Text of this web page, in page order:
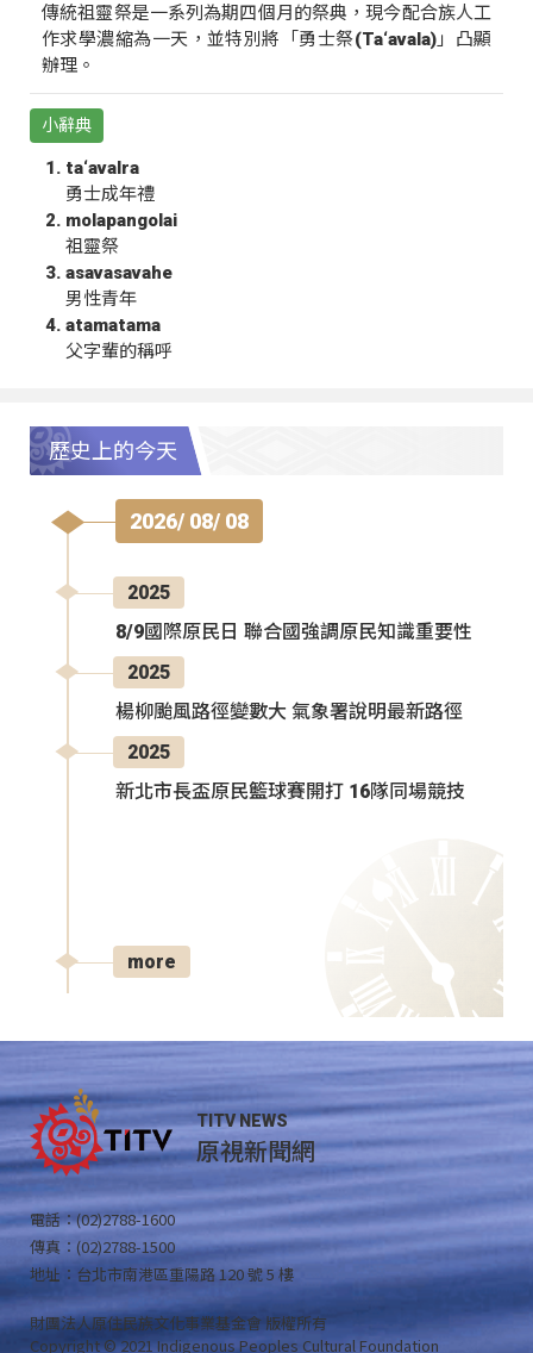
傳統祖靈祭是一系列為期四個月的祭典，現今配合族人工
作求學濃縮為一天，並特別將「勇士祭(Ta‘avala)」凸顯
辦理。
小辭典
ta‘avalra
勇士成年禮
molapangolai
祖靈祭
asavasavahe
男性青年
atamatama
父字輩的稱呼
歷史上的今天
2026/ 08/ 08
2025
8/9國際原民日 聯合國強調原民知識重要性
2025
楊柳颱風路徑變數大 氣象署說明最新路徑
2025
新北市長盃原民籃球賽開打 16隊同場競技
more
TITV NEWS
原視新聞網
電話：(02)2788-1600
傳真：(02)2788-1500
地址：台北市南港區重陽路 120 號 5 樓
財團法人原住民族文化事業基金會 版權所有
Copyright © 2021 Indigenous Peoples Cultural Foundation